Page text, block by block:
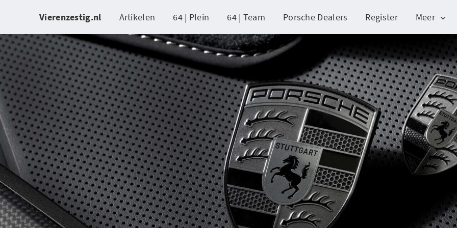
Vierenzestig.nl Artikelen 64 | Plein 64 | Team Porsche Dealers Register Meer